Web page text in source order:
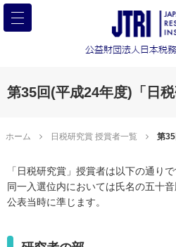
第35回(平成24年度)「日
ホーム 日税研究賞 授賞者一覧 第
「日税研究賞」授賞者は以下の通りで
同一入選位内においては氏名の五十
公表当時に準じます。